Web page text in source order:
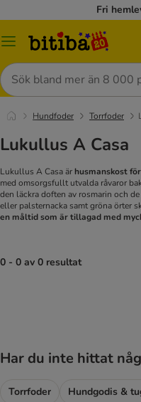
Fri
Meny
Sök
Hundfoder Torrfoder
Lukullus A Casa
Lukullus A Casa är husmanskost
med omsorgsfullt utvalda råvaror
den läckra doften av rosmarin och
eller palsternacka samt gröna örter
en måltid som är tillagad med
0 - 0 av 0 resultat
Har du inte hittat
Torrfoder Hundgodis &